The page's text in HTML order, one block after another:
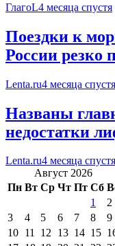
ГлагоL4 месяца спустя
Поездки к
России резко
Lenta.ru4 месяца спустя
Названы
недостатки
Lenta.ru4 месяца спустя
Август 2026
Пн Вт Ср Чт Пт Сб
1
2
3
4 5 6 7 8
9
10 11 12 13 14 15